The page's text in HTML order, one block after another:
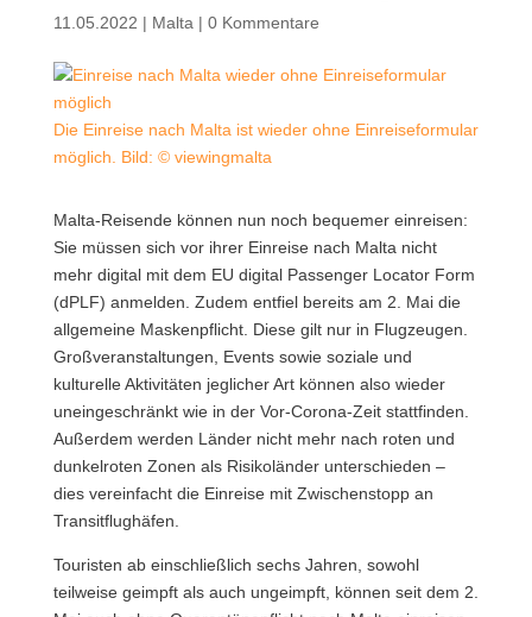
11.05.2022 | Malta | 0 Kommentare
Die Einreise nach Malta ist wieder ohne Einreiseformular
möglich. Bild: © viewingmalta
Malta-Reisende können nun noch bequemer einreisen:
Sie müssen sich vor ihrer Einreise nach Malta nicht
mehr digital mit dem EU digital Passenger Locator Form
(dPLF) anmelden. Zudem entfiel bereits am 2. Mai die
allgemeine Maskenpflicht. Diese gilt nur in Flugzeugen.
Großveranstaltungen, Events sowie soziale und
kulturelle Aktivitäten jeglicher Art können also wieder
uneingeschränkt wie in der Vor-Corona-Zeit stattfinden.
Außerdem werden Länder nicht mehr nach roten und
dunkelroten Zonen als Risikoländer unterschieden –
dies vereinfacht die Einreise mit Zwischenstopp an
Transitflughäfen.
Touristen ab einschließlich sechs Jahren, sowohl
teilweise geimpft als auch ungeimpft, können seit dem 2.